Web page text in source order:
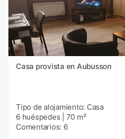
Casa provista en Aubusson
Tipo de alojamiento: Casa
6 huéspedes
70 m²
Comentarios: 6